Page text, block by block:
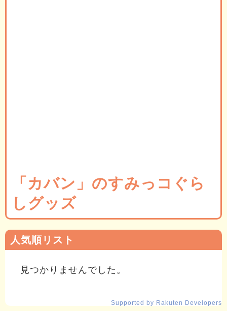
「カバン」のすみっコぐら
しグッズ
人気順リスト
見つかりませんでした。
Supported by Rakuten Developers